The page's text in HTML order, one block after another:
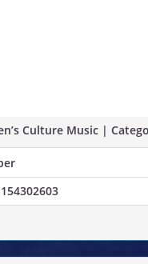
Culture Music |